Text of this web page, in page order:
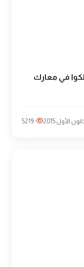
في معارك
5219